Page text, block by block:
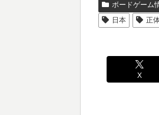
ボードゲーム
日本
正
X